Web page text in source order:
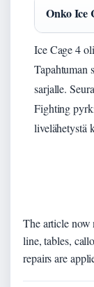
Onko Ice
Ice Cage 4
Tapahtuman
sarjalle.
Fighting
livelähetystä
The article now
line, tables,
repairs are